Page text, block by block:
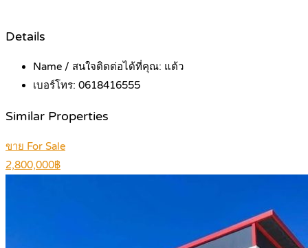
Details
Name / สนใจติดต่อได้ที่คุณ: แต้ว
เบอร์โทร: 0618416555
Similar Properties
ขาย For Sale
2,800,000฿